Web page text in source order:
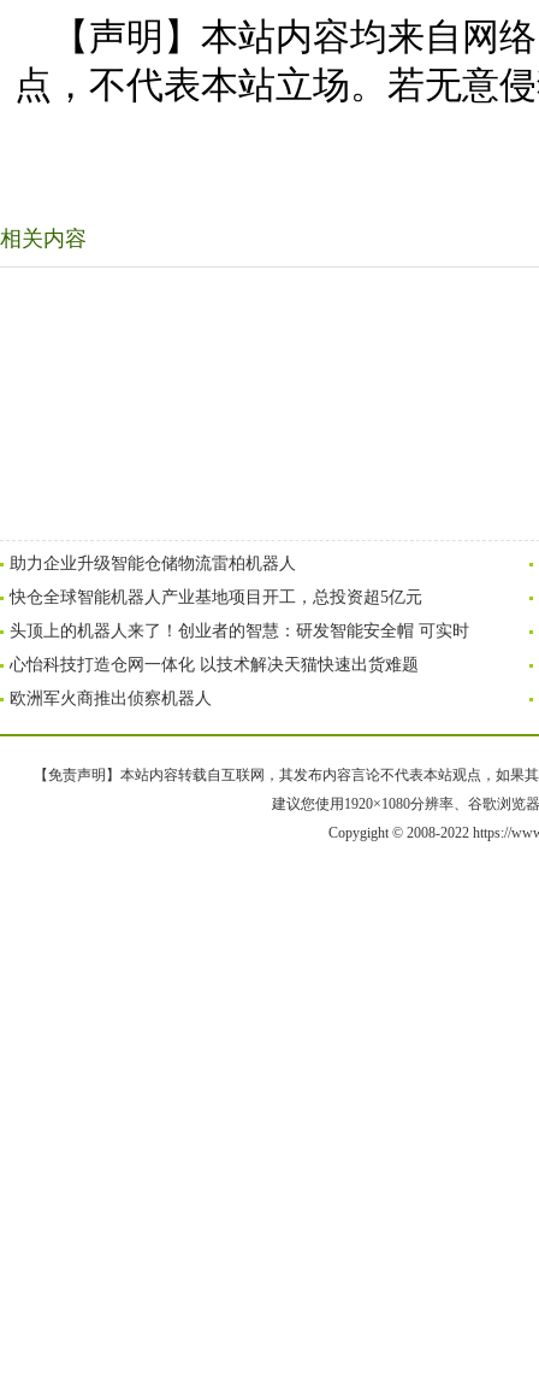
【声明】本站内容均来自网
点，不代表本站立场。若无意
相关内容
助力企业升级智能仓储物流雷柏机器人
快仓全球智能机器人产业基地项目开工，总投资超5亿元
头顶上的机器人来了！创业者的智慧：研发智能安全帽 可实时
心怡科技打造仓网一体化 以技术解决天猫快速出货难题
欧洲军火商推出侦察机器人
【免责声明】本站内容转载自互联网，其发布内容言论不代表本站观点，如果
建议您使用1920×1080分辨率、谷歌浏览
Copygight © 2008-2022 https://